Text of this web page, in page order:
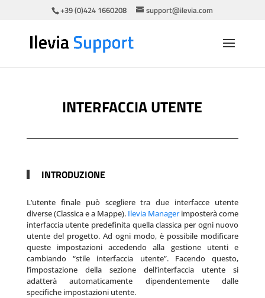
+39 (0)424 1660208 support@ilevia.com
INTERFACCIA UTENTE
INTRODUZIONE
L’utente finale può scegliere tra due interfacce utente
diverse (Classica e a Mappe). Ilevia Managerimposterà come
interfaccia utente predefinita quella classica per ogni nuovo
utente del progetto. Ad ogni modo, è possibile modificare
queste impostazioni accedendo alla gestione utenti e
cambiando “stile interfaccia utente”. Facendo questo,
l’impostazione della sezione dell’interfaccia utente si
adatterà automaticamente dipendentemente dalle
specifiche impostazioni utente.